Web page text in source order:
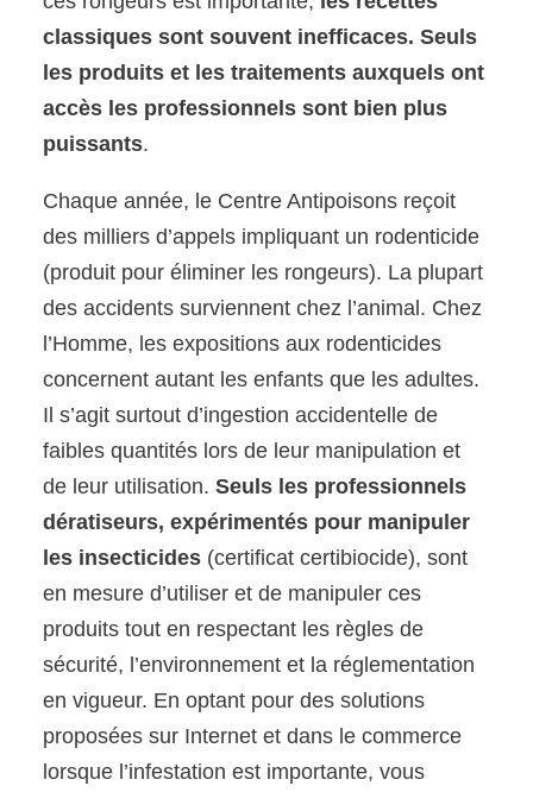
classiques sont souvent inefficaces. Seuls
les produits et les traitements auxquels ont
accès les professionnels sont bien plus
puissants.
Chaque année, le Centre Antipoisons reçoit
des milliers d’appels impliquant un rodenticide
(produit pour éliminer les rongeurs). La plupart
des accidents surviennent chez l’animal. Chez
l’Homme, les expositions aux rodenticides
concernent autant les enfants que les adultes.
Il s’agit surtout d’ingestion accidentelle de
faibles quantités lors de leur manipulation et
de leur utilisation.Seuls les professionnels
dératiseurs, expérimentés pour manipuler
les insecticides (certificat certibiocide), sont
en mesure d’utiliser et de manipuler ces
produits tout en respectant les règles de
sécurité, l’environnement et la réglementation
en vigueur. En optant pour des solutions
proposées sur Internet et dans le commerce
lorsque l’infestation est importante, vous